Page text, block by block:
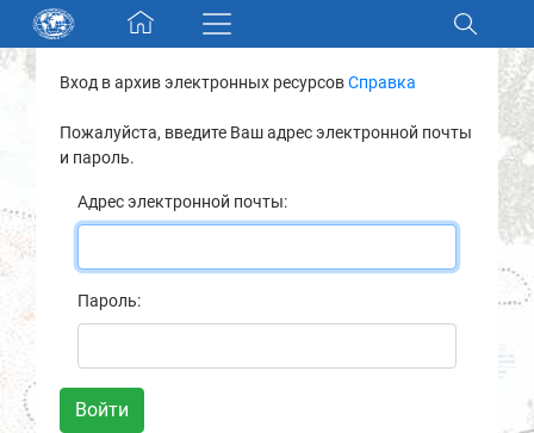
Skip navigation
Разделы и коллекции
Электронный каталог
Новости
О нас
Контакты
Вход в архив электронных ресурсовСправка
Пожалуйста, введите Ваш адрес электронной почты
и пароль.
Адрес электронной почты:
Пароль: